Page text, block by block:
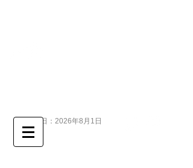
更新日：2026年8月1日